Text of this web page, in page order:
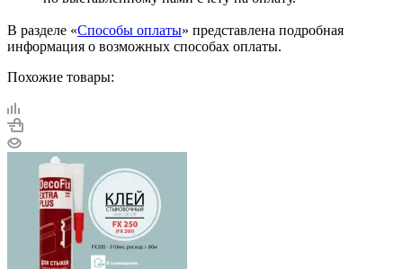
В разделе «Способы оплаты» представлена подробная
информация о возможных способах оплаты.
Похожие товары: